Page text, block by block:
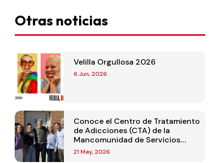
Otras noticias
Velilla Orgullosa 2026
6 Jun, 2026
Conoce el Centro de Tratamiento
de Adicciones (CTA) de la
Mancomunidad de Servicios
Sociales Mejorada-Velilla
21 May, 2026